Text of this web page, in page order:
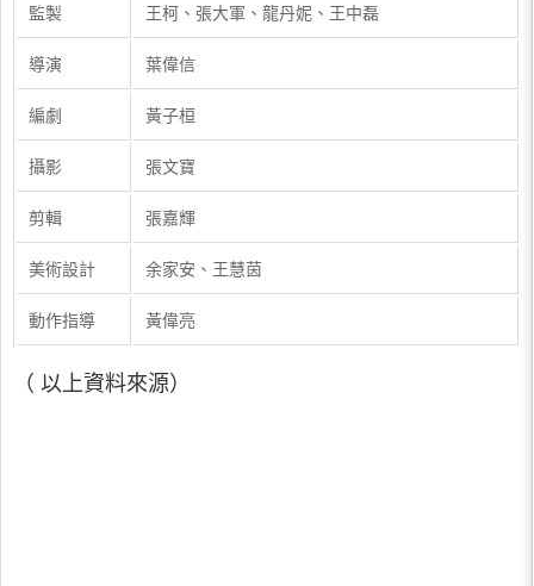
監製 王柯、張大軍、龍丹妮、王中磊
導演 葉偉信
編劇 黃子桓
攝影 張文寶
剪輯 張嘉輝
美術設計 余家安、王慧茵
動作指導 黃偉亮
（ 以上資料來源）